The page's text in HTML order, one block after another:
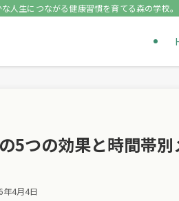
生につながる健康習慣を育てる森の学校。
5つの効果と時間帯
年4月4日